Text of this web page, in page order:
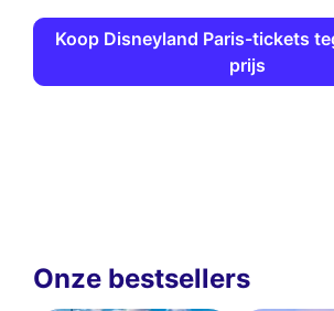
Koop Disneyland Paris-tickets
prijs
Onze bestsellers